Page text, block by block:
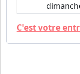
C'est votre